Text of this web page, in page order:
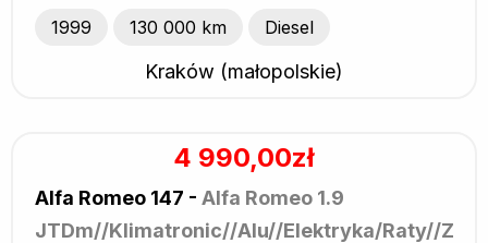
1999 130 000 km Diesel
Kraków (małopolskie)
4 990,00zł
Alfa Romeo 147 - Alfa Romeo 1.9
JTDm//Klimatronic//Alu//Elektryka/Raty//